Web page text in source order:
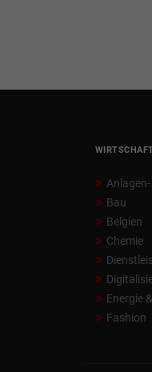
Bau
Belgien
Chemie
Energie
Fashion